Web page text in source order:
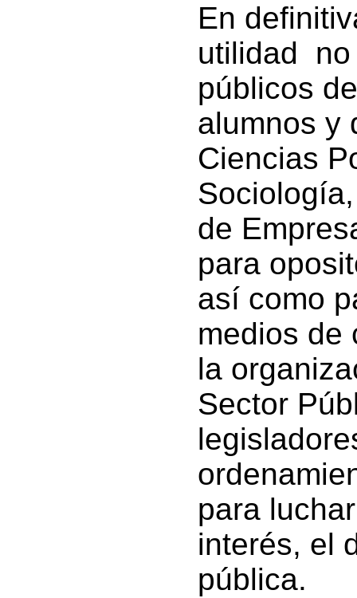
En
utilidad
públicos
alumnos y
Ciencias
de
para
así como
medios de
la
Sector
para
interés, el
pública.